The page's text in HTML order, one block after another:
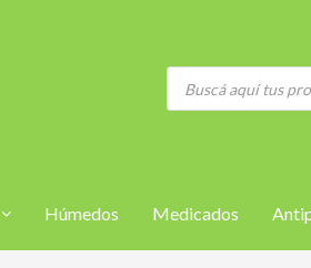
Búsqueda
productos
Húmedos Medicados